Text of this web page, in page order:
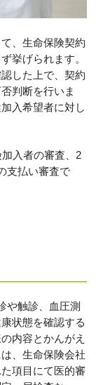
、生命保険契約
挙げられます。
した上で、契約
判断を行いま
入希望者に対し
入者の審査、2
支払い審査で
や触診、血圧測
状態を確認する
内容とかんがえ
、生命保険会社
項目にて医的審